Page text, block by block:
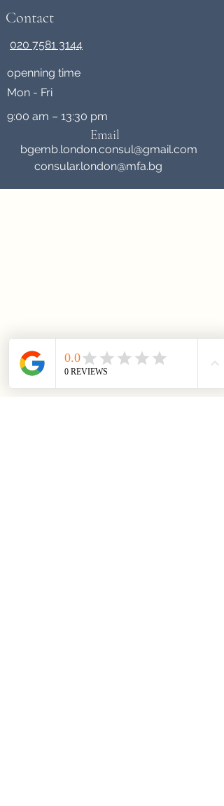
Contact
020 7581 3144
openning time
Mon - Fri
9:00 am – 13:30 pm
Email
bgemb.london.consul@gmail.com
consular.london@mfa.bg